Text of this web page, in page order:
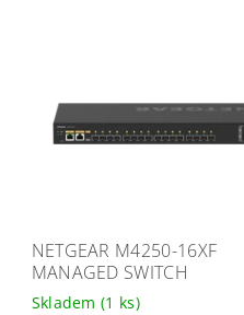
NETGEAR M4250-16XF
MANAGED SWITCH
Skladem(1 ks)